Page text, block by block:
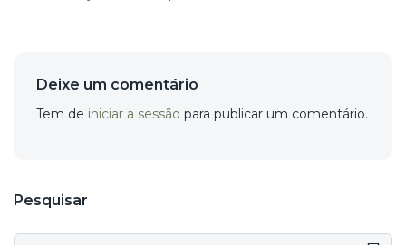
Deixe um comentário
Tem de iniciar a sessão para publicar um comentário.
Pesquisar